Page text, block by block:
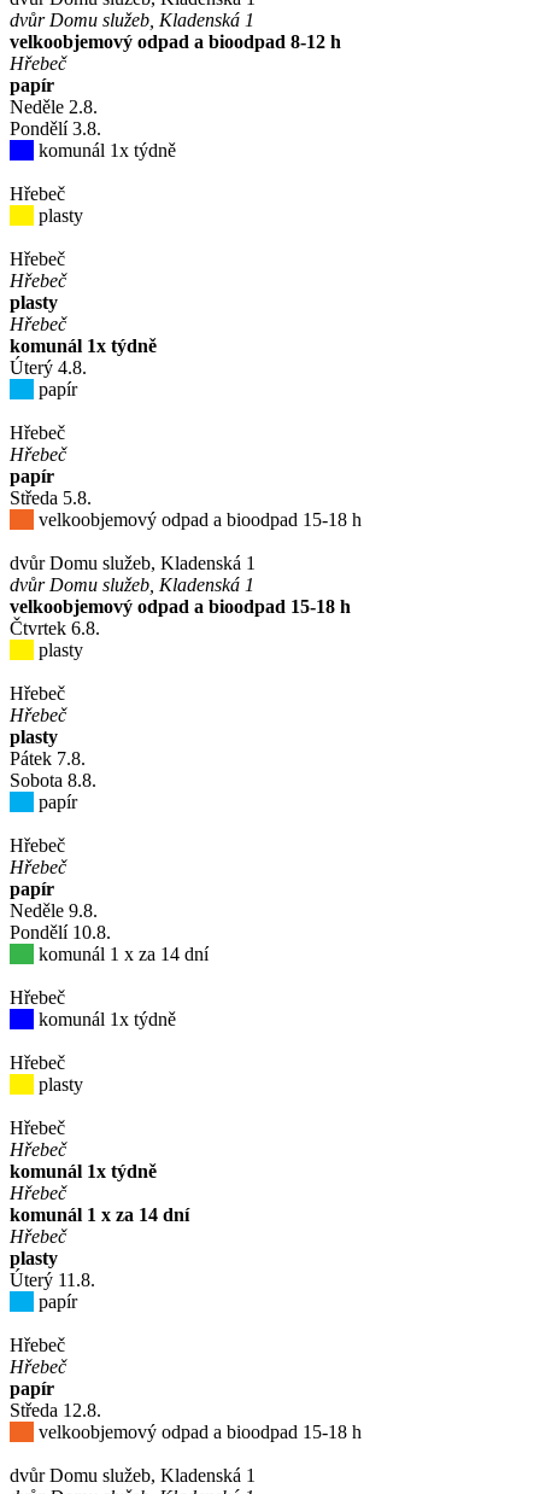
dvůr Domu služeb, Kladenská 1
velkoobjemový odpad a bioodpad 8-12 h
Hřebeč
papír
Neděle 2.8.
Pondělí3.8.
komunál 1x týdně
Hřebeč
plasty
Hřebeč
Hřebeč
plasty
Hřebeč
komunál 1x týdně
Úterý 4.8.
papír
Hřebeč
Hřebeč
papír
Středa 5.8.
velkoobjemový odpad a bioodpad 15-18 h
dvůr Domu služeb, Kladenská 1
dvůr Domu služeb, Kladenská 1
velkoobjemový odpad a bioodpad 15-18 h
Čtvrtek 6.8.
plasty
Hřebeč
Hřebeč
plasty
Pátek 7.8.
Sobota 8.8.
papír
Hřebeč
Hřebeč
papír
Neděle 9.8.
Pondělí 10.8.
komunál 1 x za 14 dní
Hřebeč
komunál 1x týdně
Hřebeč
plasty
Hřebeč
Hřebeč
komunál 1x týdně
Hřebeč
komunál 1 x za 14 dní
Hřebeč
plasty
Úterý 11 .8.
papír
Hřebeč
Hřebeč
papír
Středa 12.8.
velkoobjemový odpad a bioodpad 15-18 h
dvůr Domu služeb, Kladenská 1